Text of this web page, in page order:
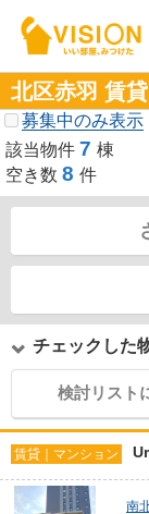
北区赤羽 賃
募集中のみ表示
該当物件 7 棟
空き数 8 件
チェックした
検討リスト
賃貸｜マンション
南